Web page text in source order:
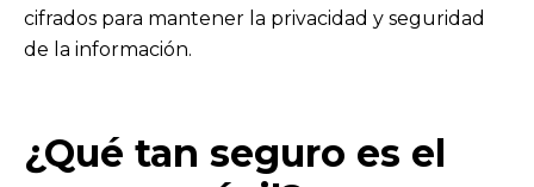
cifrados para mantener la privacidad y seguridad
de la información.
¿Qué tan seguro es el